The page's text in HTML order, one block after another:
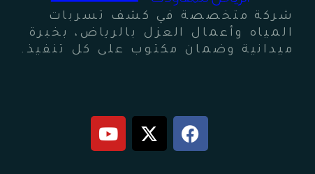
شركة متخصصة في كشف تسربات
المياه وأعمال العزل بالرياض، بخبرة
ميدانية وضمان مكتوب على كل تنفيذ.
F
a
c
X
-
t
Y
o
u